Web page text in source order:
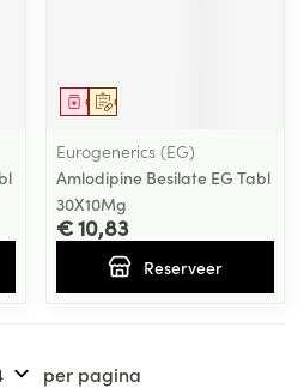
Op voorschrift
Geneesmiddel
Eurogenerics (EG)
Amlodipine Besilate EG Tabl
30X10Mg
€ 10,83
Reserveer
per pagina